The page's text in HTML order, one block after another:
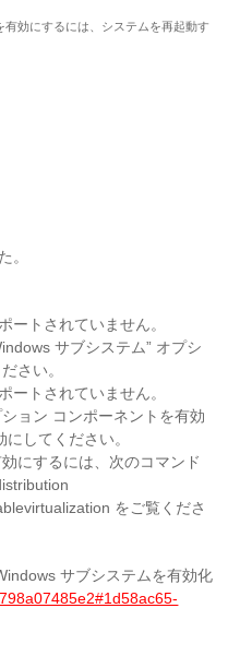
効にするには、システムを再起動す
。
ートされていません。
サブシステム” オプシ
さい。
ートされていません。
ョン コンポーネントを有効
してください。
にするには、次のコマンド
をご覧くださ
サブシステムを有効化